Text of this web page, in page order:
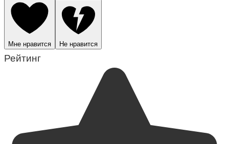
Мне нравится Не нравится
Рейтинг